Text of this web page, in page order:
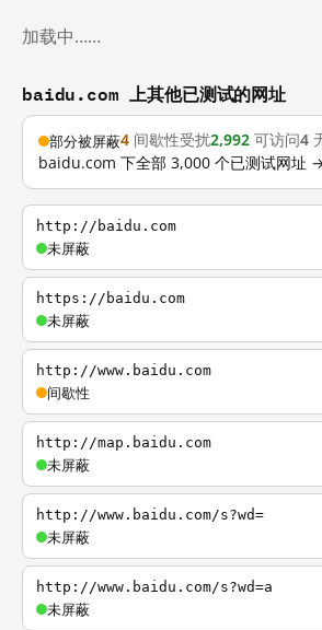
加载中……
baidu.com 上其他已测试的网址
部分被屏蔽4 间歇性受扰2,992 可访问4
baidu.com 下全部 3,000 个已测试网址
http://baidu.com
未屏蔽
https://baidu.com
未屏蔽
http://www.baidu.com
间歇性
http://map.baidu.com
未屏蔽
http://www.baidu.com/s?wd=
未屏蔽
http://www.baidu.com/s?wd=a
未屏蔽